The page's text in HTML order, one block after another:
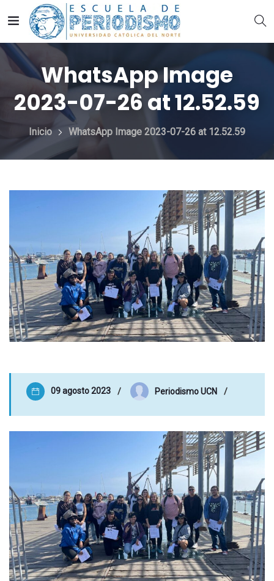
WhatsApp Image
2023-07-26 at 12.52.59
Inicio WhatsApp Image 2023-07-26 at 12.52.59
09 agosto 2023 Periodismo UCN